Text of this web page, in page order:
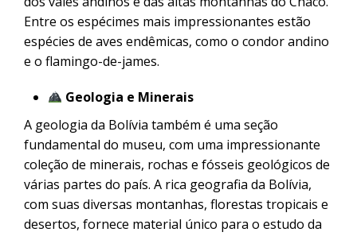
Entre os espécimes mais impressionantes estão
espécies de aves endêmicas, como o condor andino
e o flamingo-de-james.
Geologia e Minerais
A geologia da Bolívia também é uma seção
fundamental do museu, com uma impressionante
coleção de minerais, rochas e fósseis geológicos de
várias partes do país. A rica geografia da Bolívia,
com suas diversas montanhas, florestas tropicais e
desertos, fornece material único para o estudo da